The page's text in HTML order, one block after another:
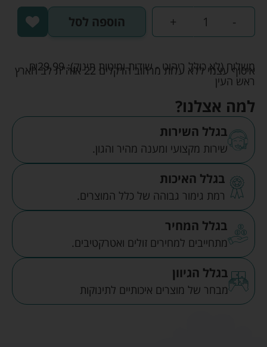
-
+ הוספה לסל
משלוח (לא כולל ריהוט - שידות ומיטות תינוק): ₪29.99
איסוף עצמי ללא עלות מרחוב הדקלים 22 אזה"ת לב הארץ
ראש העין
למה אצלנו?
בגלל השירות
שירות מקצועי ומענה מהיר והגון.
בגלל האיכות
רמת גימור גבוהה של כלל המוצרים.
בגלל המחיר
מתחייבים למחירים זולים ואטרקטיבים.
בגלל הגיוון
מבחר של מוצרים איכותיים לתינוקות